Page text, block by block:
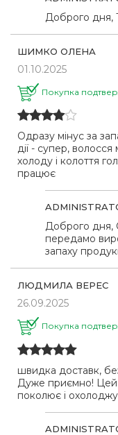
Доброго дня,
ШИМКО ОЛЕНА
01.10.2025
Покупка
Одразу мінус за
дії - супер, волосся
холоду і колоття
працює
Доброго дня,
передамо
запаху
ЛЮДМИЛА ВЕРЕС
26.09.2025
Покупка
швидка доставк,
Дуже приємно! Цей
поколює і